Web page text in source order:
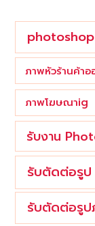
photoshop
ภาพหัวร้านค้าอ
ภาพโฆษณาig
รับงาน
รับตัดต่อรูป
รับตัดต่อรูป